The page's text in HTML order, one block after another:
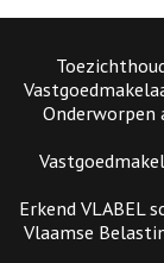
Onderworpen
Erkend VLABEL
Vlaamse